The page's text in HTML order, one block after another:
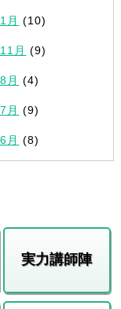
月 (10)
月 (9)
月 (4)
月 (9)
月 (8)
実力講師陣